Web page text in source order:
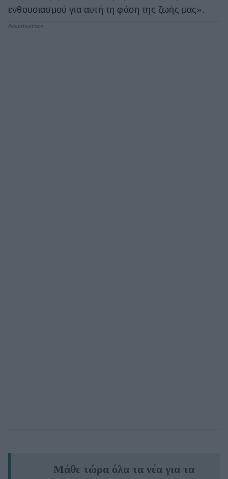
ενθουσιασμού για αυτή τη φάση της ζωής μας».
Μάθε τώρα όλα τα νέα για τα